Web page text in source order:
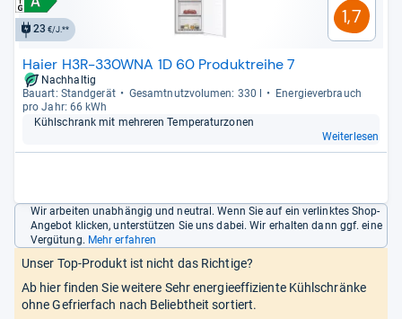
23 €/J.**
1,7
Haier H3R-330WNA 1D 60 Produktreihe 7
Nachhaltig
Bau­art: Stand­ge­rät
Gesamt­nutz­vo­lu­men: 330 l
Ener­gie­ver­brauch
pro Jahr: 66 kWh
Kühl­schrank mit meh­re­ren Tem­pe­ra­tur­zo­nen
Weiterlesen
Wir arbeiten unabhängig und neutral. Wenn Sie auf ein verlinktes Shop-
Angebot klicken, unterstützen Sie uns dabei. Wir erhalten dann ggf. eine
Vergütung. Mehr erfahren
Unser Top-Produkt ist nicht das Richtige?
Ab hier finden Sie weitere Sehr energieeffiziente Kühlschränke
ohne Gefrierfach nach Beliebtheit sortiert.